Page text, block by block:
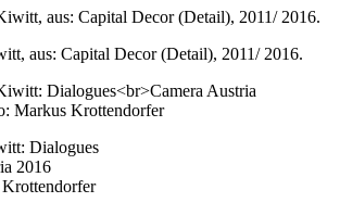
aus: Capital Decor (Detail), 2011/ 2016.
Dialogues
2016